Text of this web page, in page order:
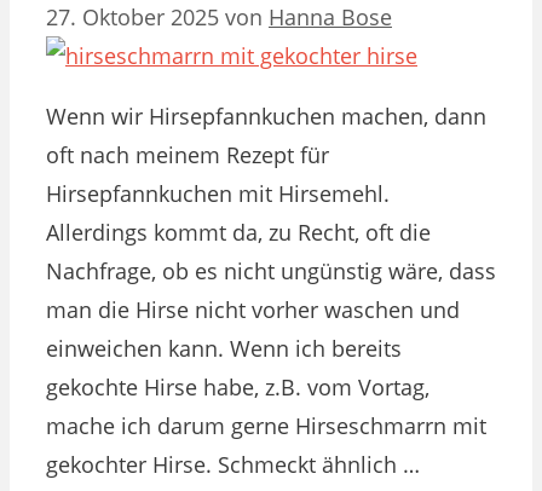
27. Oktober 2025 von Hanna Bose
Wenn wir Hirsepfannkuchen machen, dann
oft nach meinem Rezept für
Hirsepfannkuchen mit Hirsemehl.
Allerdings kommt da, zu Recht, oft die
Nachfrage, ob es nicht ungünstig wäre, dass
man die Hirse nicht vorher waschen und
einweichen kann. Wenn ich bereits
gekochte Hirse habe, z.B. vom Vortag,
mache ich darum gerne Hirseschmarrn mit
gekochter Hirse. Schmeckt ähnlich …